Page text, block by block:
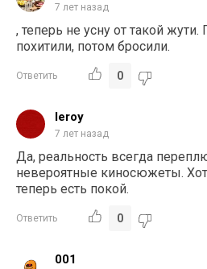
7 лет назад
, теперь не усну от такой
похитили, потом бросили.
Ответить 0
leroy
7 лет назад
Да, реальность всегда
невероятные киносюжеты.
теперь есть покой.
Ответить 0
001